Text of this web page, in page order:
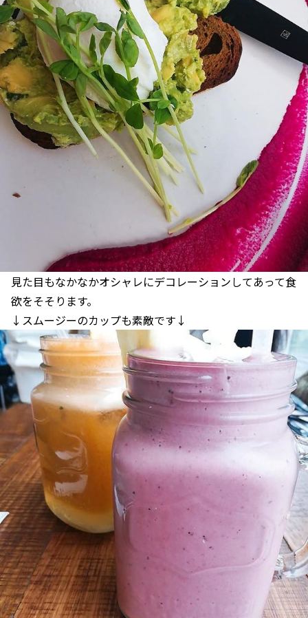
見た目もなかなかオシャレにデコレーションしてあって食
欲をそそります。
↓スムージーのカップも素敵です↓